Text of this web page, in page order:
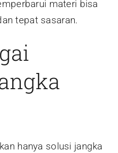
materi bisa
tepat sasaran.
hanya solusi jangka